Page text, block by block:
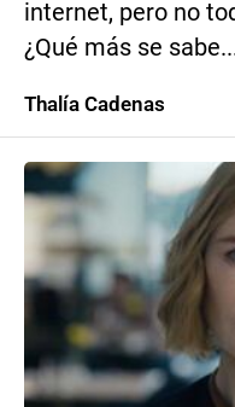
internet, pero no
¿Qué más se
Thalía Cadenas